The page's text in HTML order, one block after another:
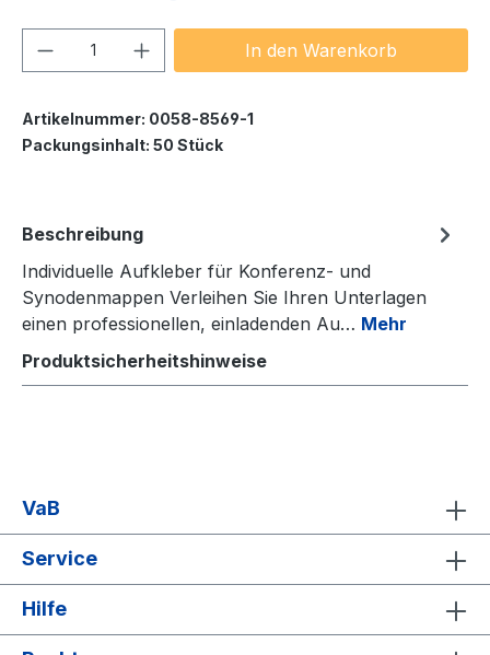
Produkt Anzahl: Gib denIn den Warenkorb
Artikelnummer: 0058-8569-1
Packungsinhalt: 50 Stück
Beschreibung
Individuelle Aufkleber für Konferenz- und
Synodenmappen Verleihen Sie Ihren Unterlagen
einen professionellen, einladenden Au… Mehr
Produktsicherheitshinweise
VaB
Service
Hilfe